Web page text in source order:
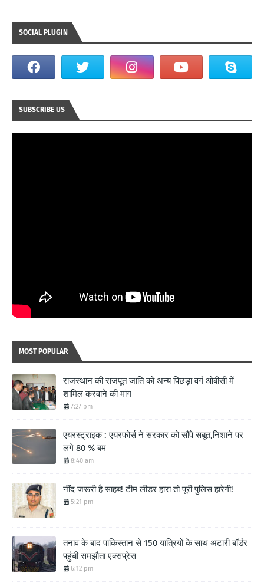
SOCIAL PLUGIN
SUBSCRIBE US
MOST POPULAR
राजस्थान की राजपूत जाति को अन्य पिछड़ा वर्ग ओबीसी में
शामिल करवाने की मांग
7:27 pm
एयरस्ट्राइक : एयरफोर्स ने सरकार को सौंपे सबूत,निशाने पर
लगे 80 % बम
8:40 am
नींद जरूरी है साहब! टीम लीडर हारा तो पूरी पुलिस हारेगी!
5:21 pm
तनाव के बाद पाकिस्तान से 150 यात्रियों के साथ अटारी बॉर्डर
पहुंची समझौता एक्सप्रेस
6:12 pm